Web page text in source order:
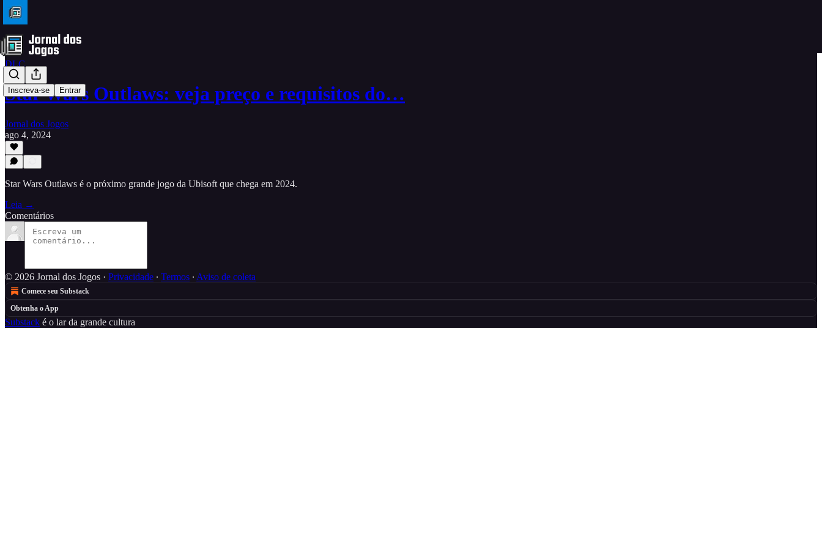
Inscreva-se Entrar
DLC
Star Wars Outlaws: veja preço e requisitos do…
Jornal dos Jogos
ago 4, 2024
Star Wars Outlaws é o próximo grande jogo da Ubisoft que chega em 2024.
Leia →
Comentários
© 2026 Jornal dos Jogos · Privacidade ∙ Termos ∙ Aviso de coleta
Comece seu Substack
Obtenha o App
Substack é o lar da grande cultura